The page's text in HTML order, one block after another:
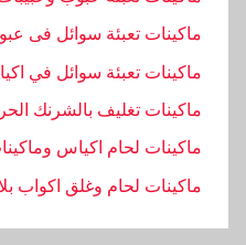
ماكينات تعبئة سوائل فى
ماكينات تعبئة سوائل في
ماكينات تغليف بالشرنك
ماكينات لحام اكياس
ماكينات لحام وغلق اكواب